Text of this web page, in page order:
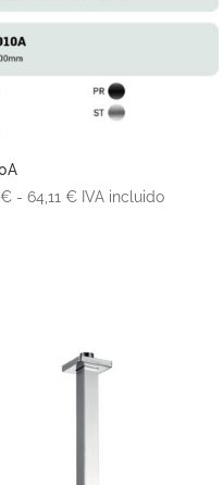
€ - 64,11€Rango
IVA incluido